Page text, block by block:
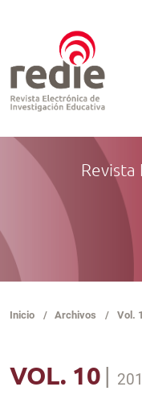
Inicio / Archivos / Vol.
VOL. 10 |